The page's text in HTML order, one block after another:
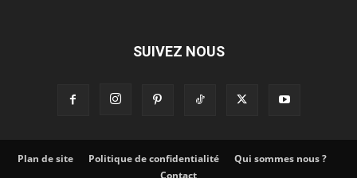
SUIVEZ NOUS
Plan de site Politique de confidentialité
Qui sommes nous ?
Contact